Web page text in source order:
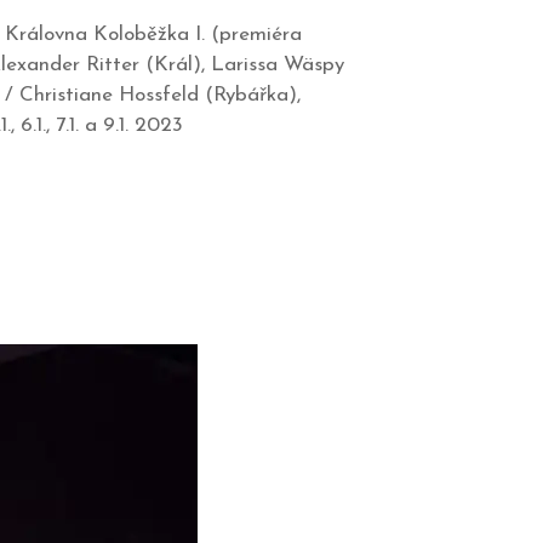
Koloběžka I. (premiéra
Ritter (Král), Larissa Wäspy
Christiane Hossfeld (Rybářka),
7.1. a 9.1. 2023